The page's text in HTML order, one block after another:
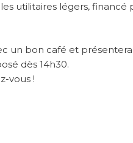
utilitaires légers,
un bon café et
dès 14h30.
vous !